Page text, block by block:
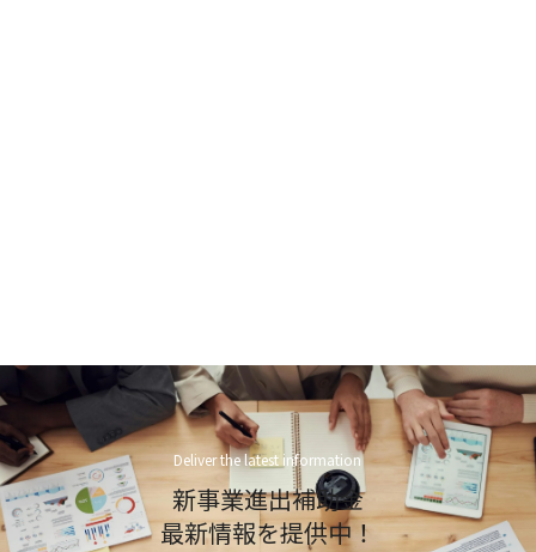
Deliver the latest information
新事業進出補助金
最新情報を提供中！